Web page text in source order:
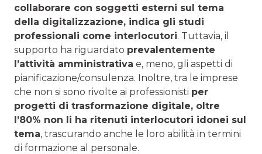
collaborare con soggetti esterni sul tema
della digitalizzazione, indica gli studi
professionali come interlocutori. Tuttavia, il
supporto ha riguardato prevalentemente
l’attività amministrativa e, meno, gli aspetti di
pianificazione/consulenza. Inoltre, tra le imprese
che non si sono rivolte ai professionisti per
progetti di trasformazione digitale, oltre
l’80% non li ha ritenuti interlocutori idonei sul
tema, trascurando anche le loro abilità in termini
di formazione al personale.